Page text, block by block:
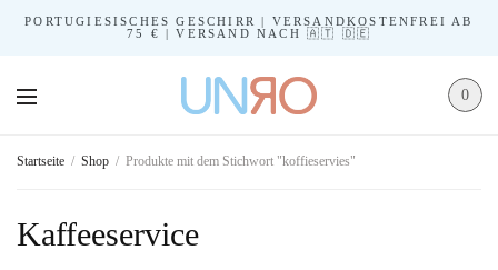
PORTUGIESISCHES GESCHIRR | VERSANDKOSTENFREI AB
75 € | VERSAND NACH 🇦🇹 🇩🇪
0
Startseite / Shop / Produkte mit dem Stichwort "koffieservies"
Kaffeeservice